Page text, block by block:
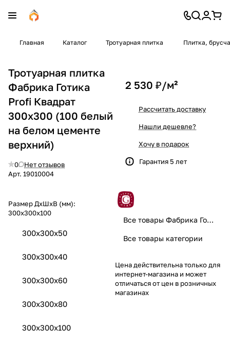
Главная Каталог Тротуарная плитка Плитка,
Тротуарная плитка
Фабрика Готика
Profi Квадрат
300x300 (100 белый
на белом цементе
верхний)
0
Нет отзывов
Арт. 19010004
Размер ДхШхВ (мм):
300x300x100
300x300x50
300x300x40
300x300x60
300x300x80
300x300x100
2 530 ₽/м²
Рассчитать доставку
Нашли дешевле?
Хочу в подарок
Гарантия 5 лет
Все товары Фабрика Готика
Все товары категории
Цена действительна только для
интернет-магазина и может
отличаться от цен в розничных
магазинах